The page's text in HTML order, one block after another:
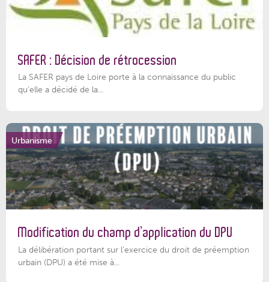
SAFER : Décision de rétrocession
La SAFER pays de Loire porte à la connaissance du public
qu’elle a décidé de la...
Urbanisme
Modification du champ d’application du DPU
La délibération portant sur l’exercice du droit de préemption
urbain (DPU) a été mise à...